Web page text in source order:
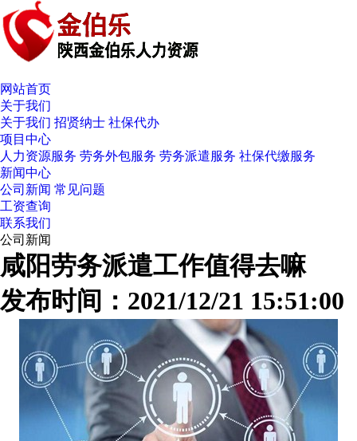
网站首页
关于我们
关于我们 招贤纳士 社保代办
项目中心
人力资源服务 劳务外包服务 劳务派遣服务 社保代缴服务
新闻中心
公司新闻 常见问题
工资查询
联系我们
公司新闻
咸阳劳务派遣工作值得去嘛
发布时间：2021/12/21 15:51:00